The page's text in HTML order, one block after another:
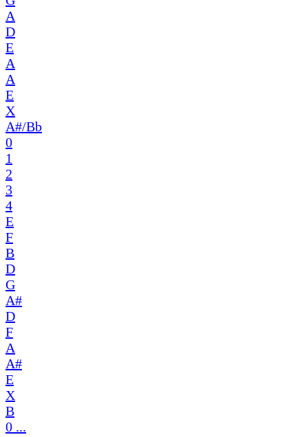
A
D
E
A
A
E
X
A#/Bb
0
1
2
3
4
E
F
B
D
G
A#
D
F
A
A#
E
X
B
0 ...